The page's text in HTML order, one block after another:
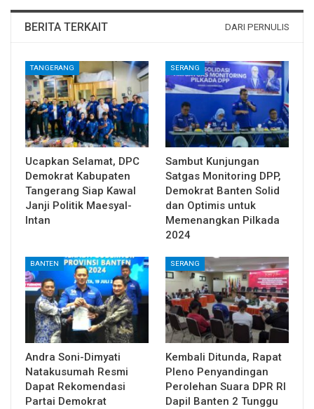
BERITA TERKAIT DARI PERNULIS
TANGERANG
Ucapkan Selamat, DPC
Demokrat Kabupaten
Tangerang Siap Kawal
Janji Politik Maesyal-
Intan
SERANG
Sambut Kunjungan
Satgas Monitoring DPP,
Demokrat Banten Solid
dan Optimis untuk
Memenangkan Pilkada
2024
BANTEN
Andra Soni-Dimyati
Natakusumah Resmi
Dapat Rekomendasi
Partai Demokrat
SERANG
Kembali Ditunda, Rapat
Pleno Penyandingan
Perolehan Suara DPR RI
Dapil Banten 2 Tunggu